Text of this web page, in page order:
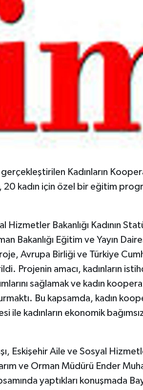
gerçekleştirilen Kadınların
20 kadın için özel bir eğitim
Hizmetler Bakanlığı Kadının
Bakanlığı Eğitim ve Yayın
Avrupa Birliği ve Türkiye
Projenin amacı, kadınların
sağlamak ve kadın
Bu kapsamda, kadın
ile kadınların ekonomik
Eskişehir Aile ve Sosyal
ve Orman Müdürü Ender
yaptıkları konuşmada